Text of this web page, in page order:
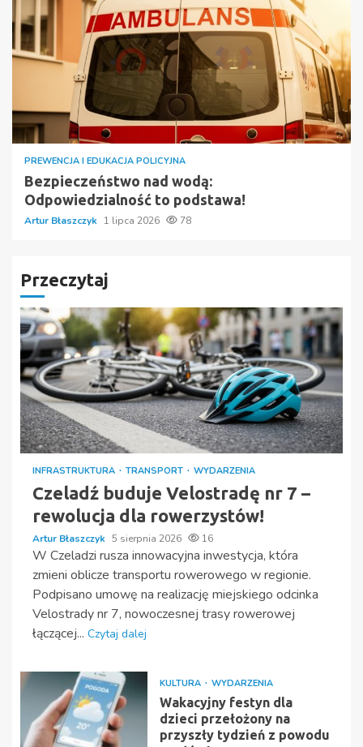
PREWENCJA I EDUKACJA POLICYJNA
Bezpieczeństwo nad wodą:
Odpowiedzialność to podstawa!
Artur Błaszczyk 1 lipca 2026 78
Przeczytaj
INFRASTRUKTURA TRANSPORT WYDARZENIA
Czeladź buduje Velostradę nr 7 –
rewolucja dla rowerzystów!
Artur Błaszczyk 5 sierpnia 2026 16
W Czeladzi rusza innowacyjna inwestycja, która
zmieni oblicze transportu rowerowego w regionie.
Podpisano umowę na realizację miejskiego odcinka
Velostrady nr 7, nowoczesnej trasy rowerowej
łączącej... Czytaj dalej
KULTURA WYDARZENIA
Wakacyjny festyn dla
dzieci przełożony na
przyszły tydzień z powodu